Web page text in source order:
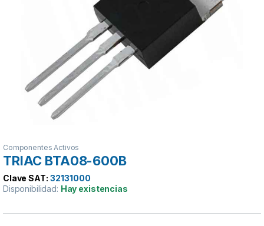
Componentes Activos
TRIAC BTA08-600B
Clave SAT: 32131000
Disponibilidad: Hay existencias